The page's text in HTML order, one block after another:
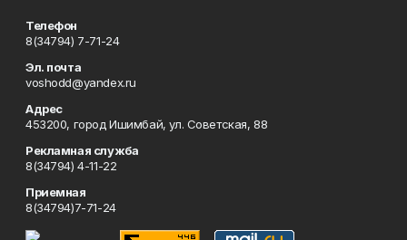
Телефон
8(34794) 7-71-24
Эл. почта
voshodd@yandex.ru
Адрес
453200, город Ишимбай, ул. Советская, 88
Рекламная служба
8(34794) 4-11-22
Приемная
8(34794)7-71-24